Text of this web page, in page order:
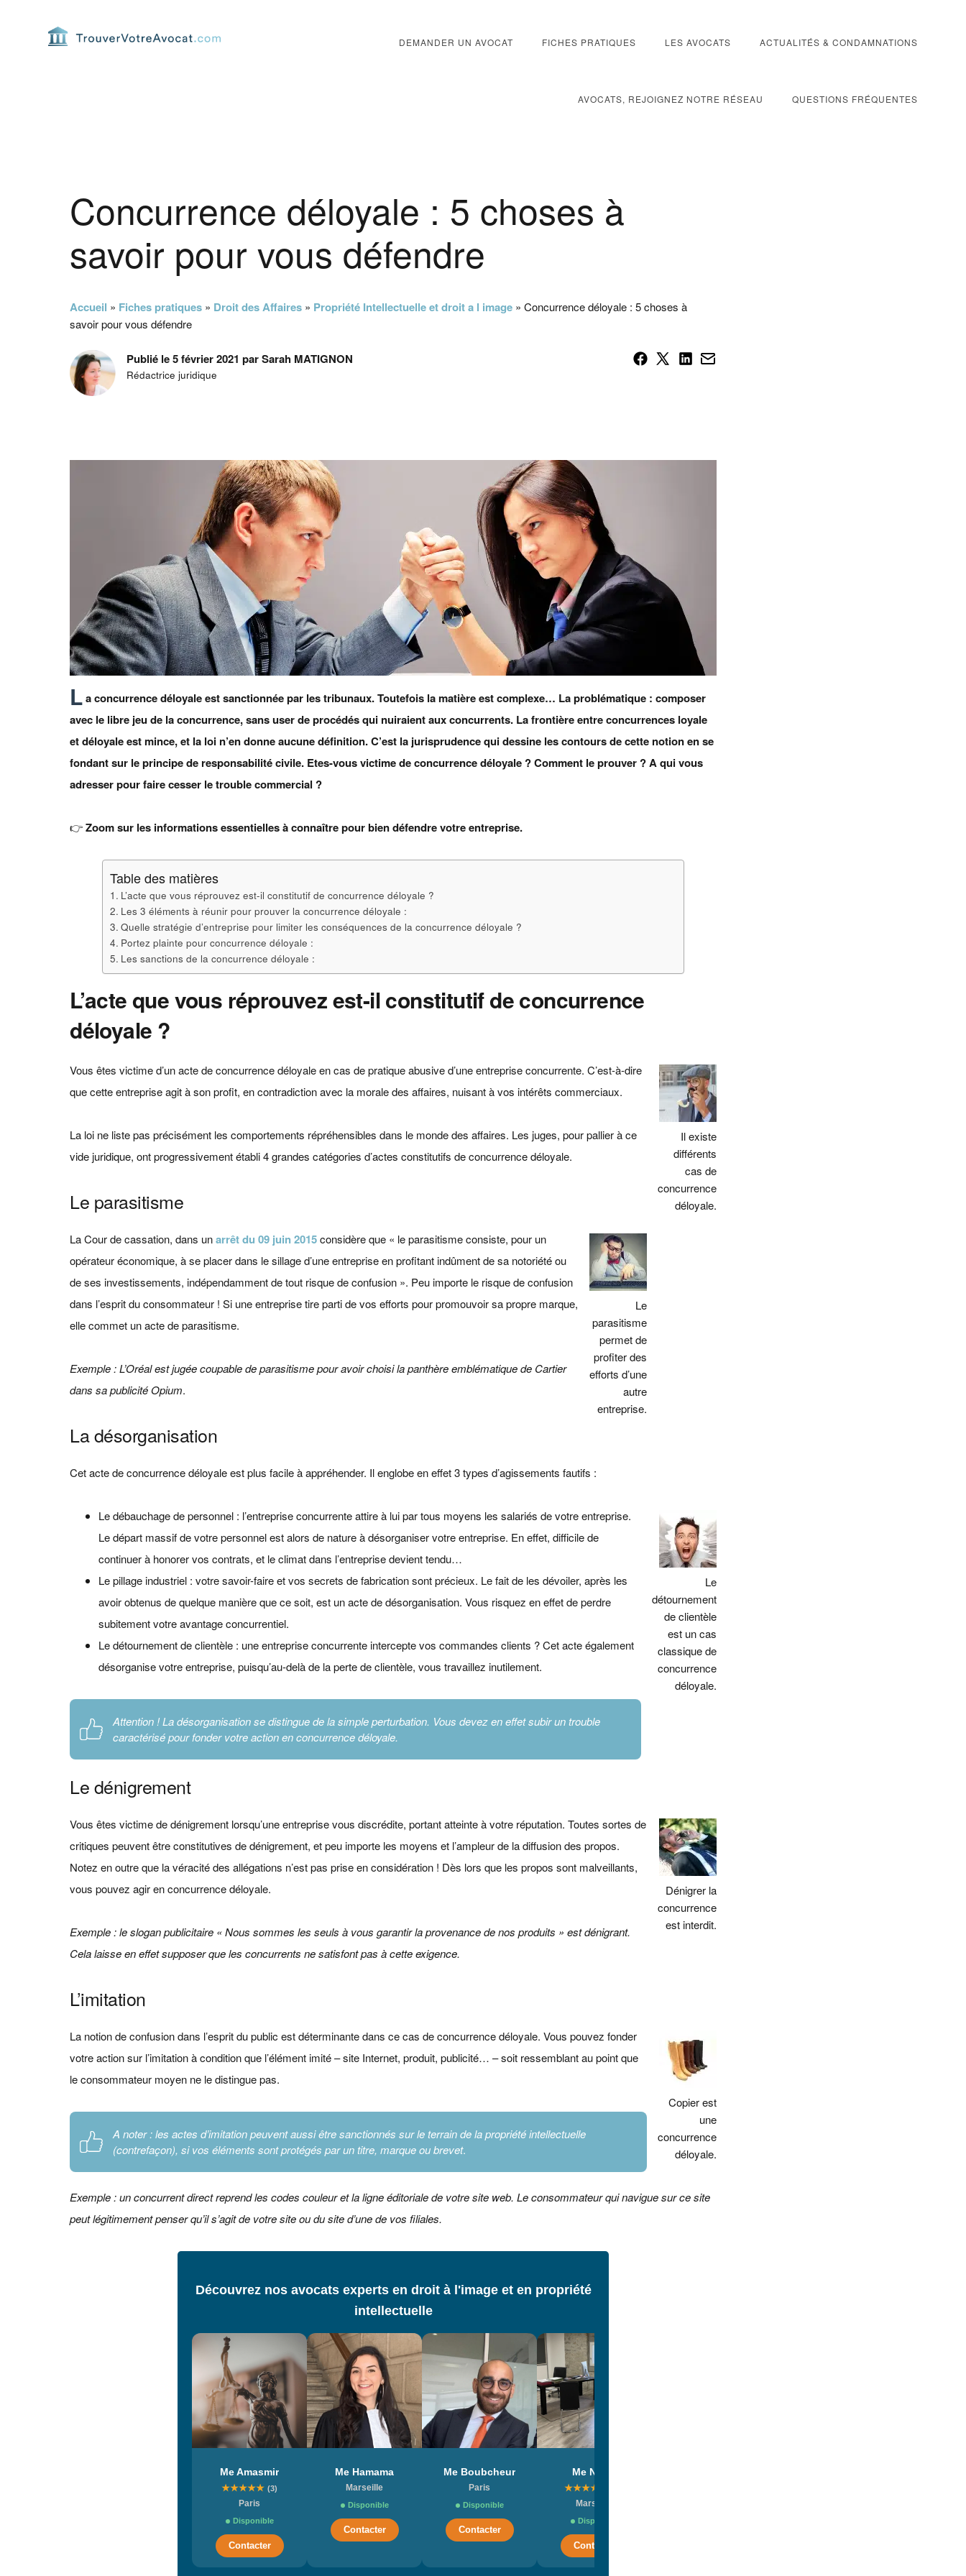
DEMANDER UN AVOCAT FICHES PRATIQUES LES AVOCATS ACTUALITÉS & CONDAMNATIONS
AVOCATS, REJOIGNEZ NOTRE RÉSEAU QUESTIONS FRÉQUENTES
Concurrence déloyale : 5 choses à
savoir pour vous défendre
Accueil » Fiches pratiques » Droit des Affaires » Propriété Intellectuelle et droit a l image »Concurrence déloyale : 5 choses à
savoir pour vous défendre
Publié le 5 février 2021 par Sarah MATIGNON
Rédactrice juridique
La concurrence déloyale est sanctionnée par les tribunaux. Toutefois la matière est complexe… La problématique : composer
avec le libre jeu de la concurrence, sans user de procédés qui nuiraient aux concurrents. La frontière entre concurrences loyale
et déloyale est mince, et la loi n’en donne aucune définition. C’est la jurisprudence qui dessine les contours de cette notion en se
fondant sur le principe de responsabilité civile. Etes-vous victime de concurrence déloyale ? Comment le prouver ? A qui vous
adresser pour faire cesser le trouble commercial ?
👉Zoom sur les informations essentielles à connaître pour bien défendre votre entreprise.
Table des matières
L’acte que vous réprouvez est-il constitutif de concurrence déloyale ?
Les 3 éléments à réunir pour prouver la concurrence déloyale :
Quelle stratégie d’entreprise pour limiter les conséquences de la concurrence déloyale ?
Portez plainte pour concurrence déloyale :
Les sanctions de la concurrence déloyale :
L’acte que vous réprouvez est-il constitutif de concurrence
déloyale ?
Il existe
différents
cas de
concurrence
déloyale.
Vous êtes victime d’un acte de concurrence déloyale en cas de pratique abusive d’une entreprise concurrente. C’est-à-dire
que cette entreprise agit à son profit, en contradiction avec la morale des affaires, nuisant à vos intérêts commerciaux.
La loi ne liste pas précisément les comportements répréhensibles dans le monde des affaires. Les juges, pour pallier à ce
vide juridique, ont progressivement établi 4 grandes catégories d’actes constitutifs de concurrence déloyale.
Le parasitisme
Le
parasitisme
permet de
profiter des
efforts d’une
autre
entreprise.
La Cour de cassation, dans unarrêt du 09 juin 2015considère que « le parasitisme consiste, pour un
opérateur économique, à se placer dans le sillage d’une entreprise en profitant indûment de sa notoriété ou
de ses investissements, indépendamment de tout risque de confusion ». Peu importe le risque de confusion
dans l’esprit du consommateur ! Si une entreprise tire parti de vos efforts pour promouvoir sa propre marque,
elle commet un acte de parasitisme.
Exemple : L’Oréal est jugée coupable de parasitisme pour avoir choisi la panthère emblématique de Cartier
dans sa publicité Opium.
La désorganisation
Cet acte de concurrence déloyale est plus facile à appréhender. Il englobe en effet 3 types d’agissements fautifs :
Le
détournement
de clientèle
est un cas
classique de
concurrence
déloyale.
Le débauchage de personnel : l’entreprise concurrente attire à lui par tous moyens les salariés de votre entreprise.
Le départ massif de votre personnel est alors de nature à désorganiser votre entreprise. En effet, difficile de
continuer à honorer vos contrats, et le climat dans l’entreprise devient tendu…
Le pillage industriel : votre savoir-faire et vos secrets de fabrication sont précieux. Le fait de les dévoiler, après les
avoir obtenus de quelque manière que ce soit, est un acte de désorganisation. Vous risquez en effet de perdre
subitement votre avantage concurrentiel.
Le détournement de clientèle : une entreprise concurrente intercepte vos commandes clients ? Cet acte également
désorganise votre entreprise, puisqu’au-delà de la perte de clientèle, vous travaillez inutilement.
Attention ! La désorganisation se distingue de la simple perturbation. Vous devez en effet subir un trouble
caractérisé pour fonder votre action en concurrence déloyale.
Le dénigrement
Dénigrer la
concurrence
est interdit.
Vous êtes victime de dénigrement lorsqu’une entreprise vous discrédite, portant atteinte à votre réputation. Toutes sortes de
critiques peuvent être constitutives de dénigrement, et peu importe les moyens et l’ampleur de la diffusion des propos.
Notez en outre que la véracité des allégations n’est pas prise en considération ! Dès lors que les propos sont malveillants,
vous pouvez agir en concurrence déloyale.
Exemple : le slogan publicitaire « Nous sommes les seuls à vous garantir la provenance de nos produits » est dénigrant.
Cela laisse en effet supposer que les concurrents ne satisfont pas à cette exigence.
L’imitation
Copier est
une
concurrence
déloyale.
La notion de confusion dans l’esprit du public est déterminante dans ce cas de concurrence déloyale. Vous pouvez fonder
votre action sur l’imitation à condition que l’élément imité – site Internet, produit, publicité… – soit ressemblant au point que
le consommateur moyen ne le distingue pas.
A noter : les actes d’imitation peuvent aussi être sanctionnés sur le terrain de la propriété intellectuelle
(contrefaçon), si vos éléments sont protégés par un titre, marque ou brevet.
Exemple : un concurrent direct reprend les codes couleur et la ligne éditoriale de votre site web. Le consommateur qui navigue sur ce site
peut légitimement penser qu’il s’agit de votre site ou du site d’une de vos filiales.
Découvrez nos avocats experts en droit à l'image et en propriété
intellectuelle
Me Amasmir
★★★★★ (3)
Paris
Disponible
Contacter
Me Hamama
Marseille
Disponible
Contacter
Me Boubcheur
Paris
Disponible
Contacter
Me NASR
★★★★
Marseille
Disponible
Contacter